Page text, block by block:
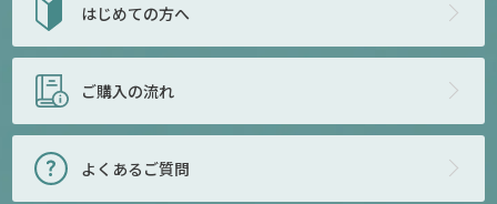
はじめての方へ
ご購入の流れ
よくあるご質問